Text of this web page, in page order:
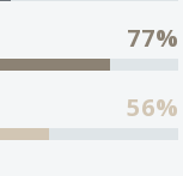
77%
56%